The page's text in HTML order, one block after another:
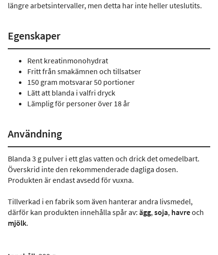
längre arbetsintervaller, men detta har inte heller uteslutits.
Egenskaper
Rent kreatinmonohydrat
Fritt från smakämnen och tillsatser
150 gram motsvarar 50 portioner
Lätt att blanda i valfri dryck
Lämplig för personer över 18 år
Användning
Blanda 3 g pulver i ett glas vatten och drick det omedelbart.
Överskrid inte den rekommenderade dagliga dosen.
Produkten är endast avsedd för vuxna.
Tillverkad i en fabrik som även hanterar andra livsmedel,
därför kan produkten innehålla spår av: ägg,soja, havreoch
mjölk.